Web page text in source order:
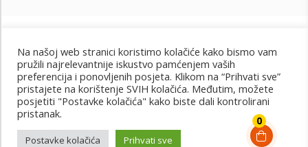
0
Uvjeti korištenja Uvjeti kupnje
Cjenik oglašavanja
@2022 - Design by: PET PORTAL
Na našoj web stranici koristimo kolačiće kako bismo vam
pružili najrelevantnije iskustvo pamćenjem vaših
preferencija i ponovljenih posjeta. Klikom na “Prihvati sve”
pristajete na korištenje SVIH kolačića. Međutim, možete
posjetiti "Postavke kolačića" kako biste dali kontrolirani
pristanak.
Postavke kolačića Prihvati sve